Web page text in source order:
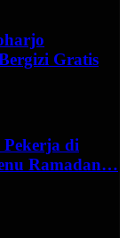
Gratis
Pekerja di
Ramadan…